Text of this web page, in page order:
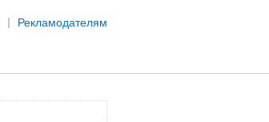
Рекламодателям